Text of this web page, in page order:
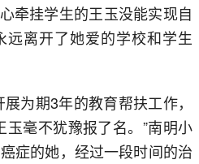
牵挂学生的王玉没能实现自
离开了她爱的学校和学生
为期3年的教育帮扶工作，
毫不犹豫报了名。”南明小
症的她，经过一段时间的治